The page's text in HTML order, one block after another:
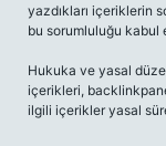
yazdıkları içeriklerin
bu sorumluluğu kabul
Hukuka ve yasal
içerikleri,
ilgili içerikler yasal